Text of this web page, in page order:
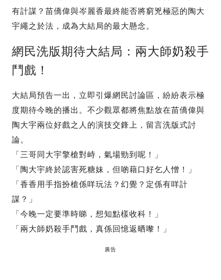
有計謀？苗僑偉與岑麗香最終能否將窮兇極惡的陶大
宇繩之於法，成為大結局的最大懸念。
網民洗版期待大結局：兩大師奶殺手
鬥戲！
大結局預告一出，立即引爆網民討論區，紛紛表示極
度期待今晚的播出。不少觀眾都將焦點放在苗僑偉與
陶大宇兩位好戲之人的演技交鋒上，留言洗版式討
論。
「三哥同大宇擎槍對峙，氣場勁到呢！」
「陶大宇終於認害死糖妹，但啲藉口好乞人憎！」
「香香用手指扮槍係咩玩法？幻覺？定係有咩計
謀？」
「今晚一定要準時睇，想知點樣收科！」
「兩大師奶殺手鬥戲，真係回憶返晒嚟！」
廣告